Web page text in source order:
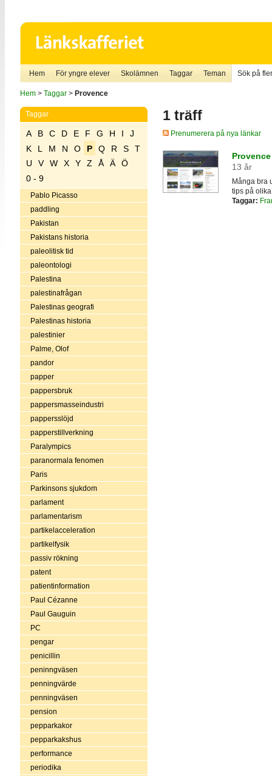
Hem För yngre elever Skolämnen Taggar Teman Sök på
Hem> Taggar> Provence
Taggar
A B C D E F G H I
J
K
L M N O P Q R S
T
U
V W X Y Z Å Ä
Ö
0 - 9
Pablo Picasso
paddling
Pakistan
Pakistans historia
paleolitisk tid
paleontologi
Palestina
palestinafrågan
Palestinas geografi
Palestinas historia
palestinier
Palme, Olof
pandor
papper
pappersbruk
pappersmasseindustri
pappersslöjd
papperstillverkning
Paralympics
paranormala fenomen
Paris
Parkinsons sjukdom
parlament
parlamentarism
partikelacceleration
partikelfysik
passiv rökning
patent
patientinformation
Paul Cézanne
Paul Gauguin
PC
pengar
penicillin
peninngväsen
penningvärde
penningväsen
pension
pepparkakor
pepparkakshus
performance
periodika
1 träff
Prenumerera på nya länkar
13 år
Många bra
tips på
Taggar: